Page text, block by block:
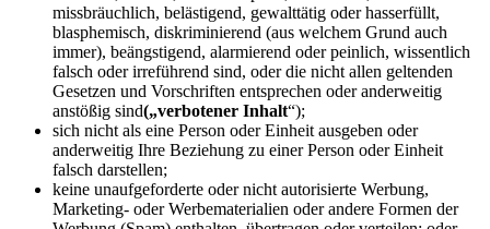
missbräuchlich, belästigend, gewalttätig oder hasserfüllt,
blasphemisch, diskriminierend (aus welchem Grund auch
immer), beängstigend, alarmierend oder peinlich, wissentlich
falsch oder irreführend sind, oder die nicht allen geltenden
Gesetzen und Vorschriften entsprechen oder anderweitig
anstößig sind(„verbotener Inhalt“);
sich nicht als eine Person oder Einheit ausgeben oder
anderweitig Ihre Beziehung zu einer Person oder Einheit
falsch darstellen;
keine unaufgeforderte oder nicht autorisierte Werbung,
Marketing- oder Werbematerialien oder andere Formen der